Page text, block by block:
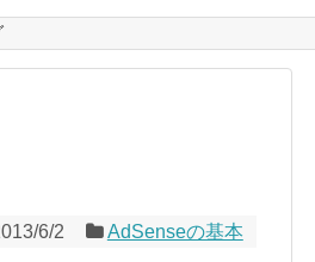
6/2 AdSenseの基本